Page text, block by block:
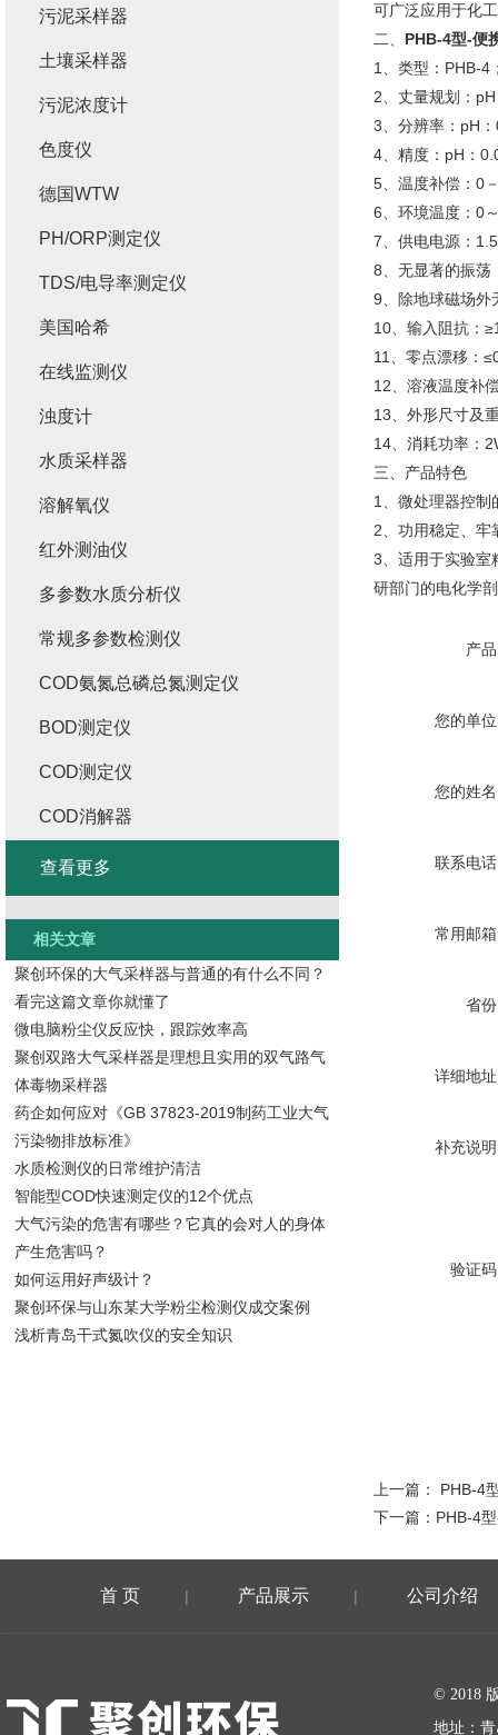
可广泛应用于化
二、 PHB-4型-便
1、类型：PHB-4
2、丈量规划：
3、分辨率：pH
4、精度：pH：
5、温度补偿：0
6、环境温度：0
7、供电电源：
8、无显著的振荡
9、除地球磁场外
10、输入阻抗：
11、零点漂移：
12、溶液温度补
13、外形尺寸及
14、消耗功率：
三、产品特色
1、微处理器控制
2、功用稳定、牢
3、适用于实验室
研部门的电化学
产
您的单
您的姓
联系电
常用邮
省
详细地
补充说
验证
上一篇： PHB-4
下一篇： PHB-4
污泥采样器
土壤采样器
污泥浓度计
色度仪
德国WTW
PH/ORP测定仪
TDS/电导率测定仪
美国哈希
在线监测仪
浊度计
水质采样器
溶解氧仪
红外测油仪
多参数水质分析仪
常规多参数检测仪
COD氨氮总磷总氮测定仪
BOD测定仪
COD测定仪
COD消解器
查看更多
相关文章
聚创环保的大气采样器与普通的有什么不同？
看完这篇文章你就懂了
微电脑粉尘仪反应快，跟踪效率高
聚创双路大气采样器是理想且实用的双气路气
体毒物采样器
药企如何应对《GB 37823-2019制药工业大气
污染物排放标准》
水质检测仪的日常维护清洁
智能型COD快速测定仪的12个优点
大气污染的危害有哪些？它真的会对人的身体
产生危害吗？
如何运用好声级计？
聚创环保与山东某大学粉尘检测仪成交案例
浅析青岛干式氮吹仪的安全知识
首 页 | 产品展示 | 公司介绍
© 2018
地址：